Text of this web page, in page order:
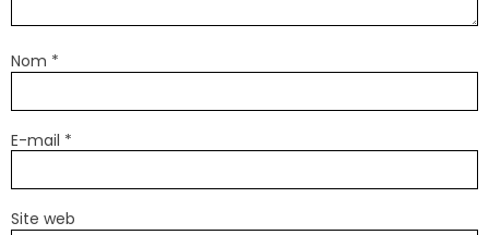
Nom *
E-mail *
Site web